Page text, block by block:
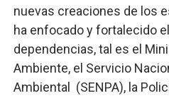
nuevas creaciones de los
ha enfocado y fortalecido
dependencias, tal es el
Ambiente, el Servicio
Ambiental (SENPA), la